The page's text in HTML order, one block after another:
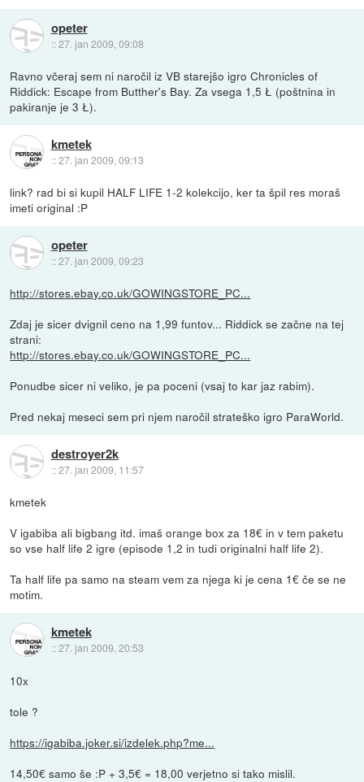
opeter
::27. jan 2009, 09:08
Ravno včeraj sem ni naročil iz VB starejšo igro Chronicles of
Riddick: Escape from Butther's Bay. Za vsega 1,5 Ł (poštnina in
pakiranje je 3 Ł).
kmetek
::27. jan 2009, 09:13
link? rad bi si kupil HALF LIFE 1-2 kolekcijo, ker ta špil res moraš
imeti original :P
opeter
::27. jan 2009, 09:23
http://stores.ebay.co.uk/GOWINGSTORE_PC...
Zdaj je sicer dvignil ceno na 1,99 funtov... Riddick se začne na tej
strani:
http://stores.ebay.co.uk/GOWINGSTORE_PC...
Ponudbe sicer ni veliko, je pa poceni (vsaj to kar jaz rabim).
Pred nekaj meseci sem pri njem naročil strateško igro ParaWorld.
destroyer2k
::27. jan 2009, 11:57
kmetek
V igabiba ali bigbang itd. imaš orange box za 18€ in v tem paketu
so vse half life 2 igre (episode 1,2 in tudi originalni half life 2).
Ta half life pa samo na steam vem za njega ki je cena 1€ če se ne
motim.
kmetek
::27. jan 2009, 20:53
10x
tole ?
https://igabiba.joker.si/izdelek.php?me...
14,50€ samo še :P + 3,5€ = 18,00 verjetno si tako mislil.